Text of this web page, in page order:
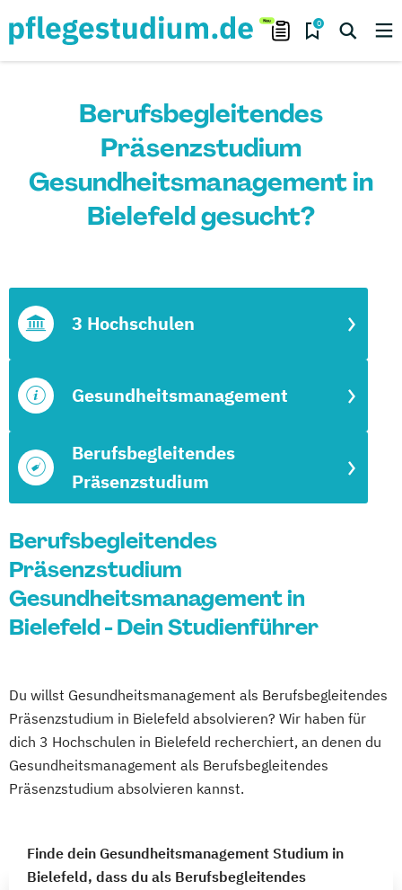
0
Berufsbegleitendes
Präsenzstudium
Gesundheitsmanagement in
Bielefeld gesucht?
Berufsbegleitendes
Präsenzstudium
Gesundheitsmanagement
3 Hochschulen
Berufsbegleitendes
Präsenzstudium
Gesundheitsmanagement in
Bielefeld - Dein Studienführer
Du willst Gesundheitsmanagement als Berufsbegleitendes
Präsenzstudium in Bielefeld absolvieren? Wir haben für
dich 3 Hochschulen in Bielefeld recherchiert, an denen du
Gesundheitsmanagement als Berufsbegleitendes
Präsenzstudium absolvieren kannst.
Finde dein Gesundheitsmanagement Studium in
Bielefeld, dass du als Berufsbegleitendes